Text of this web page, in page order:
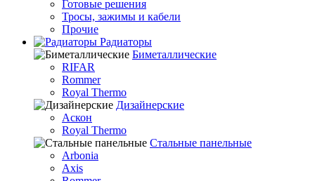
Готовые решения
Тросы, зажимы и кабели
Прочие
Радиаторы
Биметаллические
RIFAR
Rommer
Royal Thermo
Дизайнерские
Аскон
Royal Thermo
Стальные панельные
Arbonia
Axis